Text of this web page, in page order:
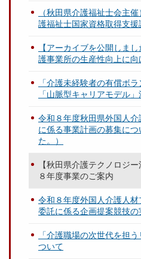
（秋田県介護福祉士会主
護福祉士国家資格取得支援
【アーカイブを公開しま
護事業所の生産性向上に
「介護未経験者の有償ボ
「山脈型キャリアモデル
令和８年度秋田県外国人
に係る事業計画の募集に
た。）
【秋田県介護テクノロジ
８年度事業のご案内
令和８年度外国人介護人
委託に係る企画提案競技の
「介護職場の次世代を担
ついて